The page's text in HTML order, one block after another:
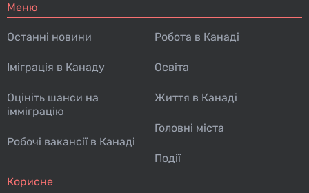
Меню
Останні новини
Іміграція в Канаду
Оцініть шанси на
імміграцію
Робочі вакансії в Канаді
Робота в Канаді
Освіта
Життя в Канаді
Головні міста
Події
Корисне